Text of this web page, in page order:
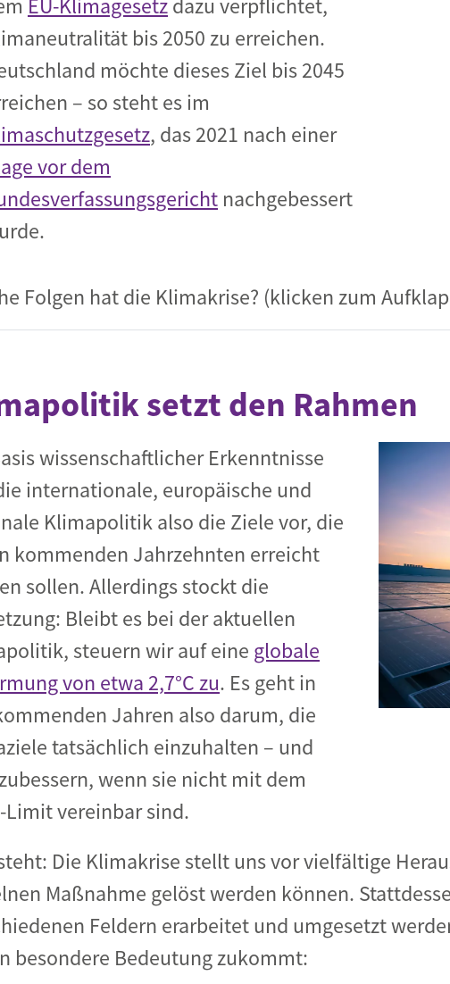
EU-Klimagesetzdazu verpflichtet,
bis 2050 zu erreichen.
möchte dieses Ziel bis 2045
– so steht es im
, das 2021 nach einer
vor dem
nachgebessert
Folgen hat die Klimakrise? (klicken zum
setzt den Rahmen
wissenschaftlicher Erkenntnisse
internationale, europäische und
Klimapolitik also die Ziele vor, die
kommenden Jahrzehnten erreicht
sollen. Allerdings stockt die
Bleibt es bei der aktuellen
steuern wir auf eine globale
von etwa 2,7°C zu. Es geht in
Jahren also darum, die
tatsächlich einzuhalten – und
wenn sie nicht mit dem
Limit vereinbar sind.
Die Klimakrise stellt uns vor vielfältige
Maßnahme gelöst werden können.
Feldern erarbeitet und umgesetzt
besondere Bedeutung zukommt: